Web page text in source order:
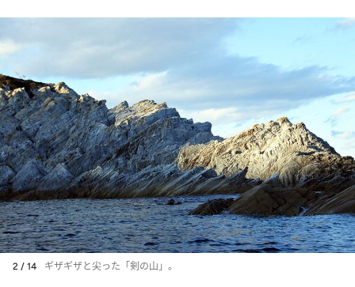
2 / 14 ギザギザと尖った「剣の山」。